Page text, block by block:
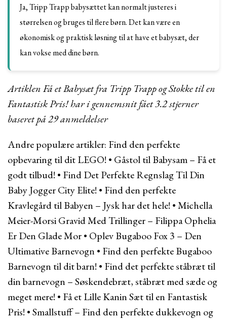
Ja, Tripp Trapp babysættet kan normalt justeres i
størrelsen og bruges til flere børn. Det kan være en
økonomisk og praktisk løsning til at have et babysæt, der
kan vokse med dine børn.
Artiklen Få et Babysæt fra Tripp Trapp og Stokke til en
Fantastisk Pris! har i gennemsnit fået3.2stjerner
baseret på29anmeldelser
Andre populære artikler: Find den perfekte
opbevaring til dit LEGO! • Gåstol til Babysam – Få et
godt tilbud! • Find Det Perfekte Regnslag Til Din
Baby Jogger City Elite! • Find den perfekte
Kravlegård til Babyen – Jysk har det hele! •Michella
Meier-Morsi Gravid Med Trillinger – Filippa Ophelia
Er Den Glade Mor• Oplev Bugaboo Fox 3 – Den
Ultimative Barnevogn • Find den perfekte Bugaboo
Barnevogn til dit barn! • Find det perfekte ståbræt til
din barnevogn – Søskendebræt, ståbræt med sæde og
meget mere! • Få et Lille Kanin Sæt til en Fantastisk
Pris! •Smallstuff – Find den perfekte dukkevogn og